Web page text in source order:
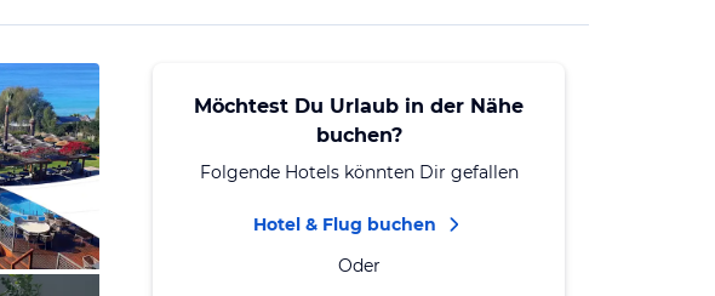
Möchtest Du Urlaub in der Nähe
buchen?
Folgende Hotels könnten Dir gefallen
Hotel & Flug buchen
Oder